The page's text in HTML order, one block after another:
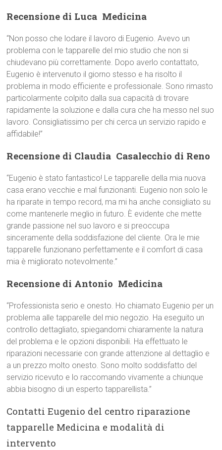
Recensione di Luca  Medicina
“Non posso che lodare il lavoro di Eugenio. Avevo un
problema con le tapparelle del mio studio che non si
chiudevano più correttamente. Dopo averlo contattato,
Eugenio è intervenuto il giorno stesso e ha risolto il
problema in modo efficiente e professionale. Sono rimasto
particolarmente colpito dalla sua capacità di trovare
rapidamente la soluzione e dalla cura che ha messo nel suo
lavoro. Consigliatissimo per chi cerca un servizio rapido e
affidabile!”
Recensione di Claudia  Casalecchio di Reno
“Eugenio è stato fantastico! Le tapparelle della mia nuova
casa erano vecchie e mal funzionanti. Eugenio non solo le
ha riparate in tempo record, ma mi ha anche consigliato su
come mantenerle meglio in futuro. È evidente che mette
grande passione nel suo lavoro e si preoccupa
sinceramente della soddisfazione del cliente. Ora le mie
tapparelle funzionano perfettamente e il comfort di casa
mia è migliorato notevolmente.”
Recensione di Antonio  Medicina
“Professionista serio e onesto. Ho chiamato Eugenio per un
problema alle tapparelle del mio negozio. Ha eseguito un
controllo dettagliato, spiegandomi chiaramente la natura
del problema e le opzioni disponibili. Ha effettuato le
riparazioni necessarie con grande attenzione al dettaglio e
a un prezzo molto onesto. Sono molto soddisfatto del
servizio ricevuto e lo raccomando vivamente a chiunque
abbia bisogno di un esperto tapparellista.”
Contatti Eugenio del centro riparazione
tapparelle Medicina e modalità di
intervento